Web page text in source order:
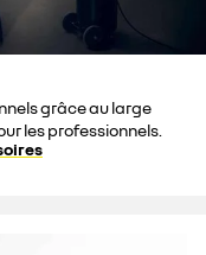
grâce au large
les professionnels.